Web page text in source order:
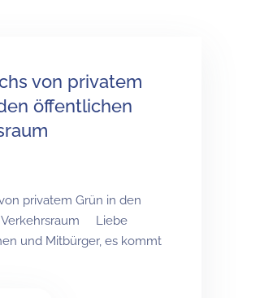
von privatem
öffentlichen
privatem Grün in den
Verkehrsraum Liebe
und Mitbürger, es kommt